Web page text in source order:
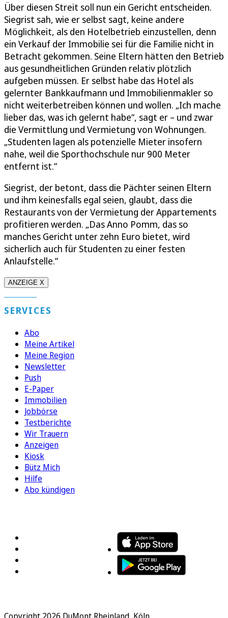
Über diesen Streit soll nun ein Gericht entscheiden.
Siegrist sah, wie er selbst sagt, keine andere
Möglichkeit, als den Hotelbetrieb einzustellen, denn
ein Verkauf der Immobilie sei für die Familie nicht in
Betracht gekommen. Seine Eltern hätten den Betrieb
aus gesundheitlichen Gründen relativ plötzlich
aufgeben müssen. Er selbst habe das Hotel als
gelernter Bankkaufmann und Immobilienmakler so
nicht weiterbetreiben können und wollen. „Ich mache
lieber das, was ich gelernt habe“, sagt er – und zwar
die Vermittlung und Vermietung von Wohnungen.
„Studenten lagen als potenzielle Mieter insofern
nahe, weil die Sporthochschule nur 900 Meter
entfernt ist.“
Siegrist, der betont, dass die Pächter seinen Eltern
und ihm keinesfalls egal seien, glaubt, dass die
Restaurants von der Vermietung der Appartements
profitieren werden. „Das Anno Pomm, das so
manches Gericht unter zehn Euro bietet, wird
sicherlich auch für Studenten zu einer festen
Anlaufstelle.“
ANZEIGE X
SERVICES
Abo
Meine Artikel
Meine Region
Newsletter
Push
E-Paper
Immobilien
Jobbörse
Testberichte
Wir Trauern
Anzeigen
Kiosk
Bütz Mich
Hilfe
Abo kündigen